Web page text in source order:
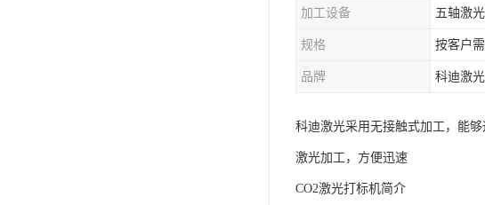
加工设备 五轴激
规格 按客户
品牌 科迪激光
科迪激光采用无接触式加工，能
激光加工，方便迅速
CO2激光打标机简介